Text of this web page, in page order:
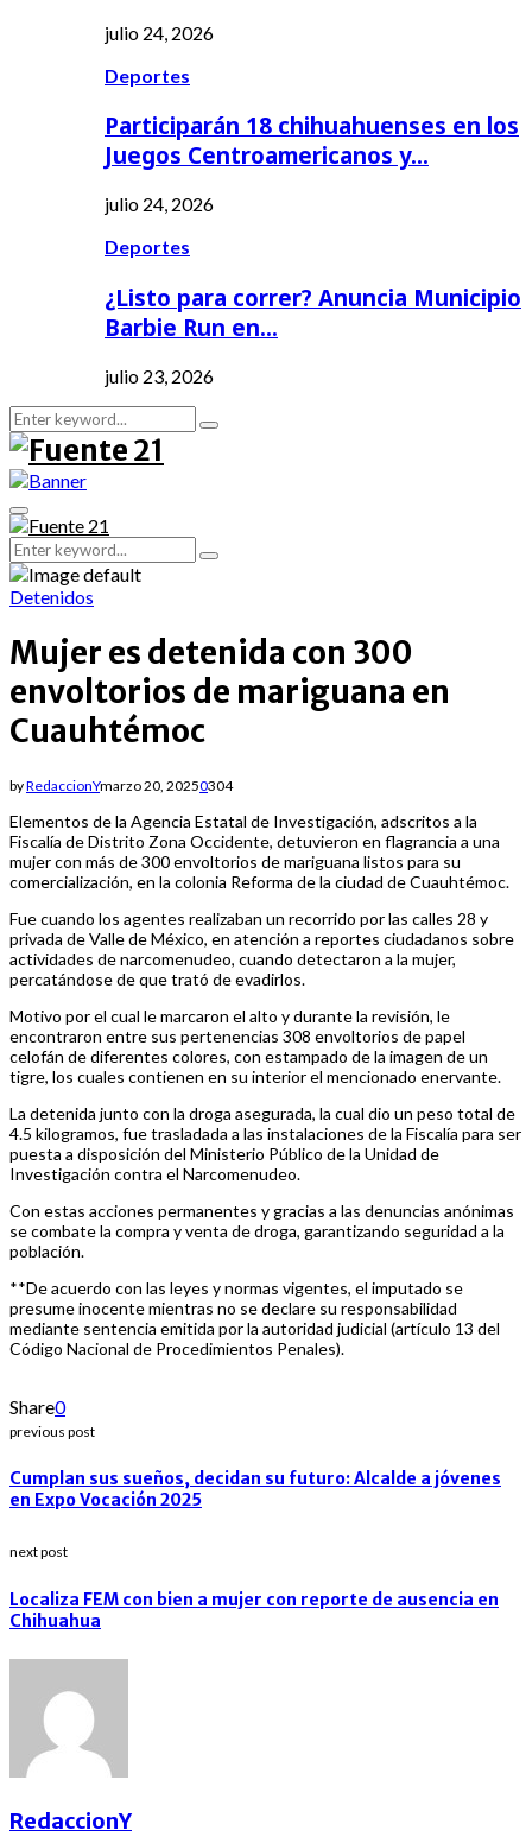
julio 24, 2026
Deportes
Participarán 18 chihuahuenses en los
Juegos Centroamericanos y…
julio 24, 2026
Deportes
¿Listo para correr? Anuncia Municipio
Barbie Run en…
julio 23, 2026
Search
for:
Search
Primary
Menu
Search
for:
Search
Detenidos
Mujer es detenida con 300
envoltorios de mariguana en
Cuauhtémoc
byRedaccionYmarzo 20, 20250304
Elementos de la Agencia Estatal de Investigación, adscritos a la
Fiscalía de Distrito Zona Occidente, detuvieron en flagrancia a una
mujer con más de 300 envoltorios de mariguana listos para su
comercialización, en la colonia Reforma de la ciudad de Cuauhtémoc.
Fue cuando los agentes realizaban un recorrido por las calles 28 y
privada de Valle de México, en atención a reportes ciudadanos sobre
actividades de narcomenudeo, cuando detectaron a la mujer,
percatándose de que trató de evadirlos.
Motivo por el cual le marcaron el alto y durante la revisión, le
encontraron entre sus pertenencias 308 envoltorios de papel
celofán de diferentes colores, con estampado de la imagen de un
tigre, los cuales contienen en su interior el mencionado enervante.
La detenida junto con la droga asegurada, la cual dio un peso total de
4.5 kilogramos, fue trasladada a las instalaciones de la Fiscalía para ser
puesta a disposición del Ministerio Público de la Unidad de
Investigación contra el Narcomenudeo.
Con estas acciones permanentes y gracias a las denuncias anónimas
se combate la compra y venta de droga, garantizando seguridad a la
población.
**De acuerdo con las leyes y normas vigentes, el imputado se
presume inocente mientras no se declare su responsabilidad
mediante sentencia emitida por la autoridad judicial (artículo 13 del
Código Nacional de Procedimientos Penales).
Share0
previous post
Cumplan sus sueños, decidan su futuro: Alcalde a jóvenes
en Expo Vocación 2025
next post
Localiza FEM con bien a mujer con reporte de ausencia en
Chihuahua
RedaccionY